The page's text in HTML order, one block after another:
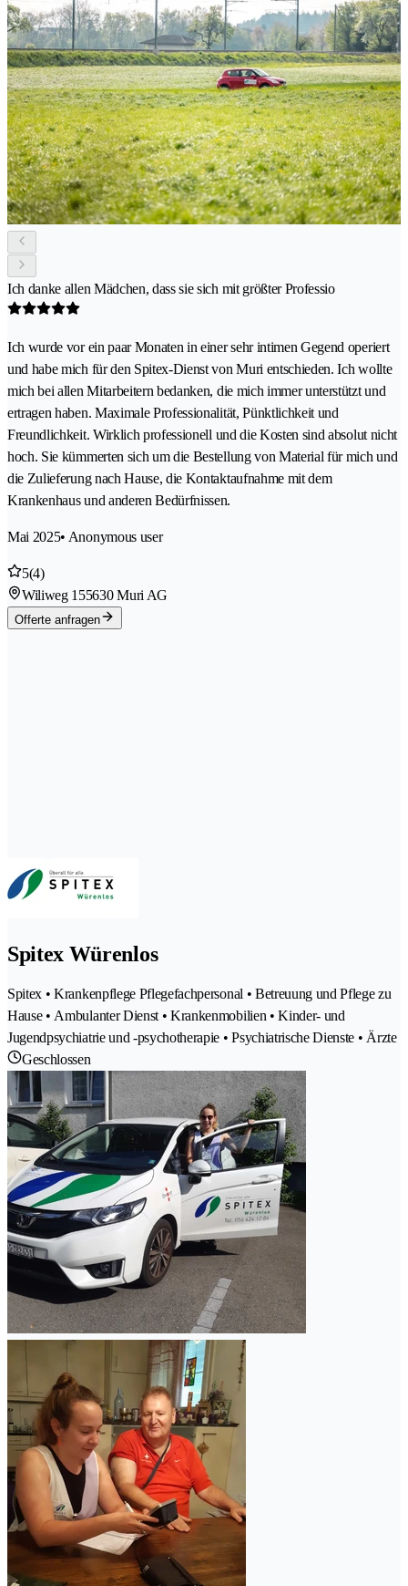
Ich danke allen Mädchen, dass sie sich mit größter Professio
Ich wurde vor ein paar Monaten in einer sehr intimen Gegend operiert
und habe mich für den Spitex-Dienst von Muri entschieden. Ich wollte
mich bei allen Mitarbeitern bedanken, die mich immer unterstützt und
ertragen haben. Maximale Professionalität, Pünktlichkeit und
Freundlichkeit. Wirklich professionell und die Kosten sind absolut nicht
hoch. Sie kümmerten sich um die Bestellung von Material für mich und
die Zulieferung nach Hause, die Kontaktaufnahme mit dem
Krankenhaus und anderen Bedürfnissen.
Mai 2025• Anonymous user
5(4)
Wiliweg 155630 Muri AG
Offerte anfragen
Spitex Würenlos
Spitex • Krankenpflege Pflegefachpersonal • Betreuung und Pflege zu
Hause • Ambulanter Dienst • Krankenmobilien • Kinder- und
Jugendpsychiatrie und -psychotherapie • Psychiatrische Dienste • Ärzte
Geschlossen